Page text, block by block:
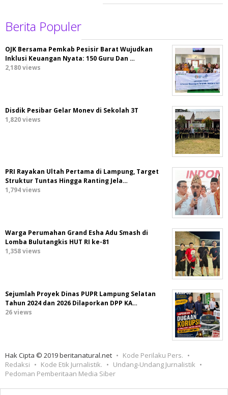
Berita Populer
OJK Bersama Pemkab Pesisir Barat Wujudkan
Inklusi Keuangan Nyata: 150 Guru Dan …
2,180 views
Disdik Pesibar Gelar Monev di Sekolah 3T
1,820 views
PRI Rayakan Ultah Pertama di Lampung, Target
Struktur Tuntas Hingga Ranting Jela…
1,794 views
Warga Perumahan Grand Esha Adu Smash di
Lomba Bulutangkis HUT RI ke-81
1,358 views
Sejumlah Proyek Dinas PUPR Lampung Selatan
Tahun 2024 dan 2026 Dilaporkan DPP KA…
26 views
Hak Cipta © 2019 beritanatural.net
Kode Perilaku Pers.
Redaksi
Kode Etik Jurnalistik.
Undang-Undang Jurnalistik
Pedoman Pemberitaan Media Siber